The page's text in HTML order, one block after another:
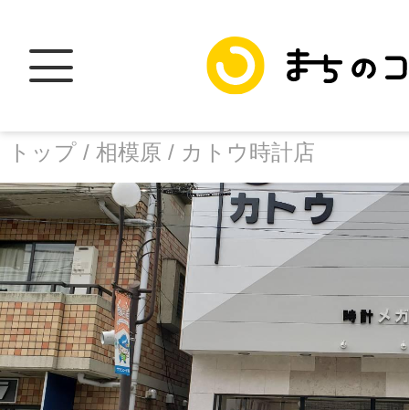
トップ / 相模原 / カトウ時計店
facebook
X
トップ
加盟スポットに